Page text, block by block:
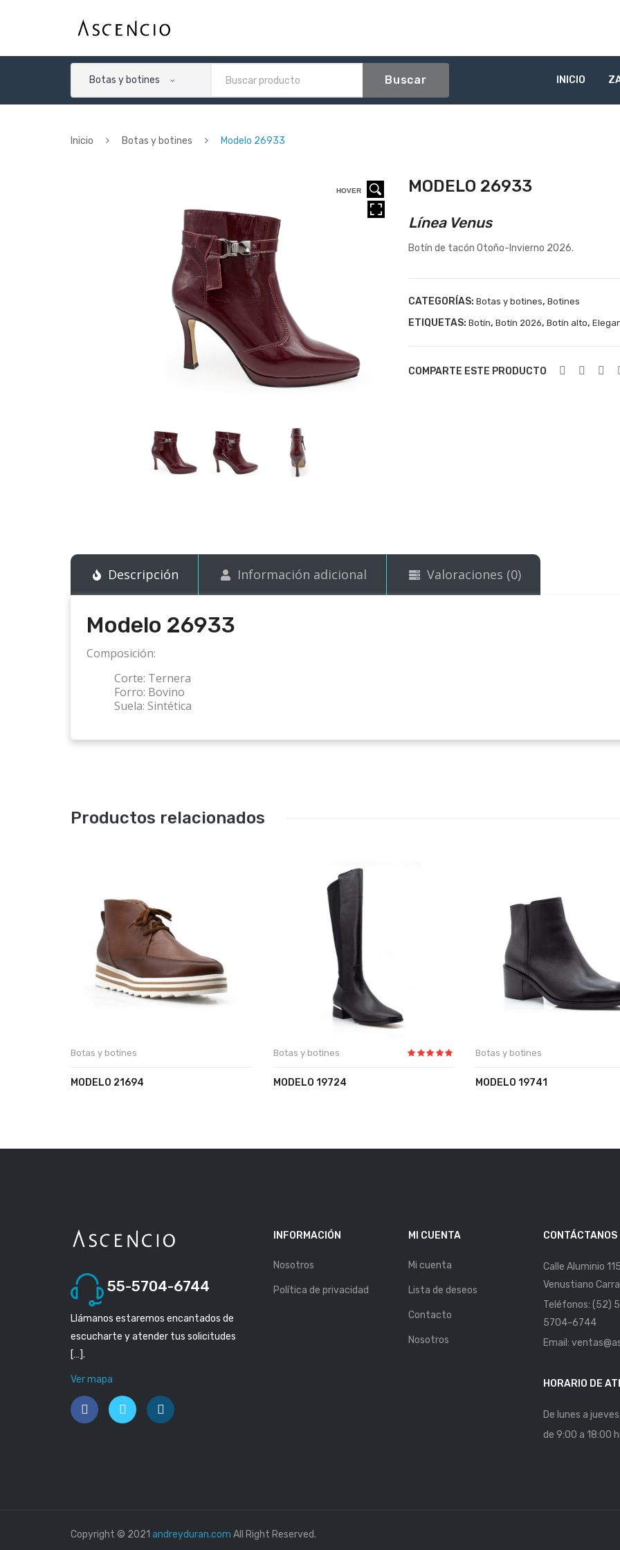
Botas y botines Buscar INICIO
Inicio Botas y botines Modelo 26933
HOVER
HOVER
HOVER MODELO 26933
Línea Venus
Botín de tacón Otoño-Invierno 2026.
CATEGORÍAS: Botas y botines, Botines
ETIQUETAS: Botín, Botín 2026, Botín alto,
COMPARTE ESTE PRODUCTO
Descripción Información adicional Valoraciones (0)
Modelo 26933
Composición:
Corte: Ternera
Forro: Bovino
Suela: Sintética
Productos relacionados
Botas y botines
MODELO 21694
Botas y botines
MODELO 19724
Botas y botines
MODELO 19741
55-5704-6744
Llámanos estaremos encantados de
escucharte y atender tus solicitudes
[…].
Ver mapa
INFORMACIÓN
Nosotros
Política de privacidad
MI CUENTA
Mi cuenta
Lista de deseos
Contacto
Nosotros
CONTÁCTANOS
Calle Aluminio
Venustiano
Teléfonos: (52)
5704-6744
Email:
HORARIO DE
De lunes a jueves
de 9:00 a 18:00
Copyright © 2021 andreyduran.com All Right Reserved.